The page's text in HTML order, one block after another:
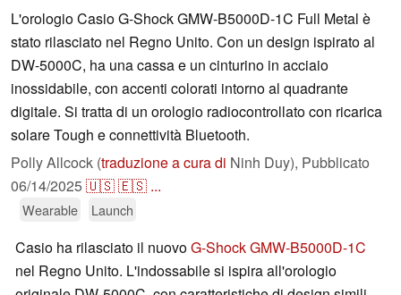
L'orologio Casio G-Shock GMW-B5000D-1C Full Metal è
stato rilasciato nel Regno Unito. Con un design ispirato al
DW-5000C, ha una cassa e un cinturino in acciaio
inossidabile, con accenti colorati intorno al quadrante
digitale. Si tratta di un orologio radiocontrollato con ricarica
solare Tough e connettività Bluetooth.
Polly Allcock (traduzione a cura di Ninh Duy), Pubblicato
06/14/2025🇺🇸🇪🇸 ...
Wearable Launch
Casio ha rilasciato il nuovoG-Shock GMW-B5000D-1C
nel Regno Unito. L'indossabile si ispira all'orologio